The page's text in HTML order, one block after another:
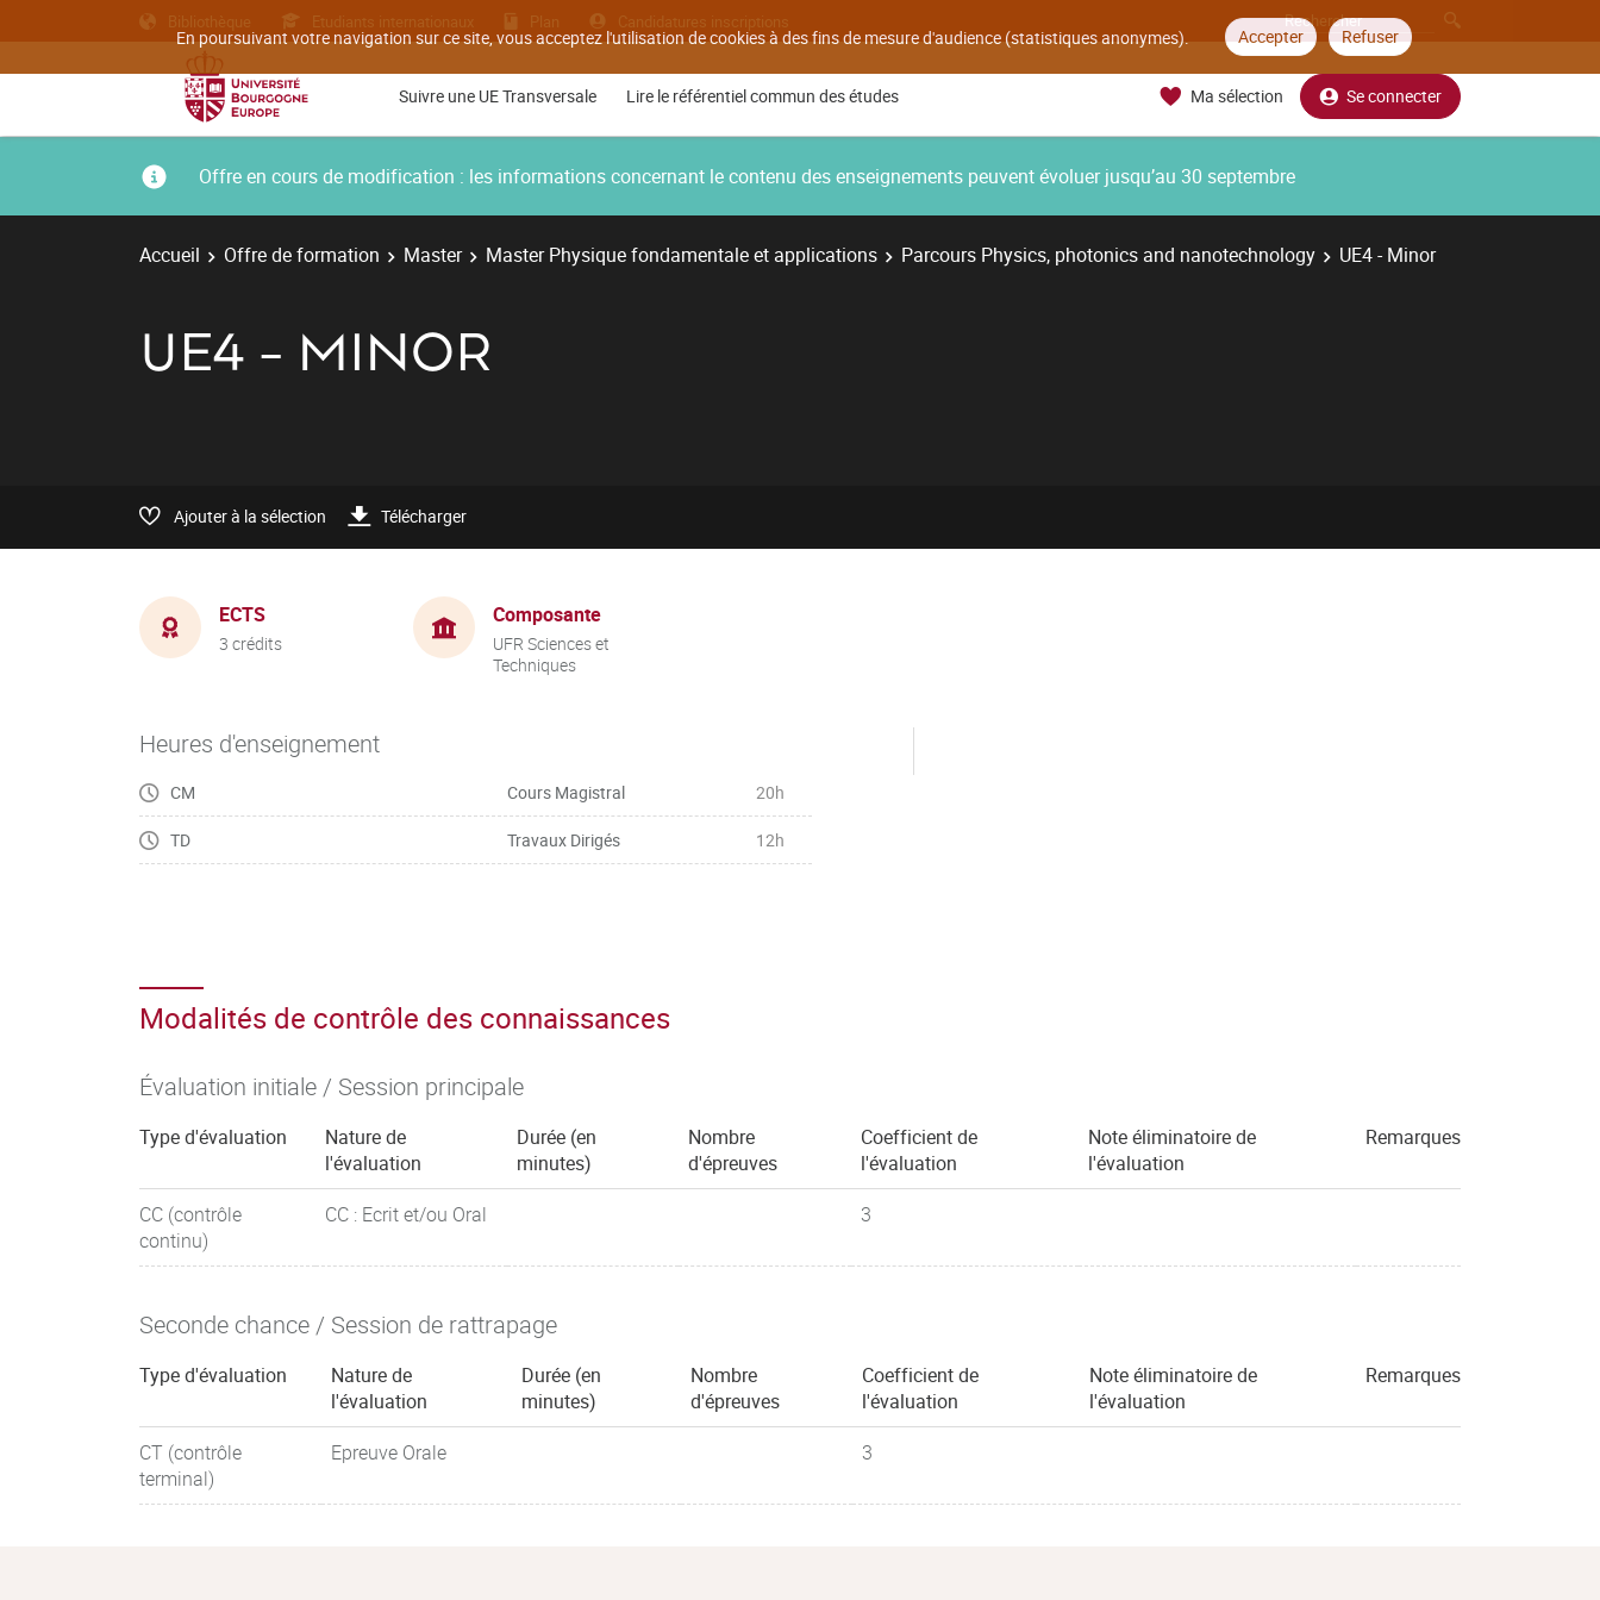
En poursuivant votre navigation sur ce site, vous acceptez l'utilisation de cookies à des fins de mesure d'audience (statistiques anonymes). Accepter Refuser
Bibliothèque Etudiants internationaux Plan Candidatures inscriptions
Suivre une UE Transversale Lire le référentiel commun des études Ma sélection Se connecter
Offre en cours de modification : les informations concernant le contenu des enseignements peuvent évoluer jusqu’au 30 septembre
Accueil Offre de formation Master Master Physique fondamentale et applications Parcours Physics, photonics and nanotechnology UE4 - Minor
UE4 - MINOR
Ajouter à la sélection Télécharger
ECTS
3 crédits
Composante
UFR Sciences et
Techniques
Heures d'enseignement
CM Cours Magistral 20h
TD Travaux Dirigés 12h
Modalités de contrôle des connaissances
Évaluation initiale / Session principale
Type d'évaluation
Nature de
l'évaluation
Durée (en
minutes)
Nombre
d'épreuves
Coefficient de
l'évaluation
Note éliminatoire de
l'évaluation
Remarques
CC (contrôle
continu)
CC : Ecrit et/ou Oral 3
Seconde chance / Session de rattrapage
Type d'évaluation
Nature de
l'évaluation
Durée (en
minutes)
Nombre
d'épreuves
Coefficient de
l'évaluation
Note éliminatoire de
l'évaluation
Remarques
CT (contrôle
terminal)
Epreuve Orale 3